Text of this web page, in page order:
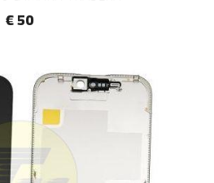
€ 50